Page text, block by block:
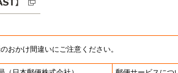
おかけ間違いにご注意ください。